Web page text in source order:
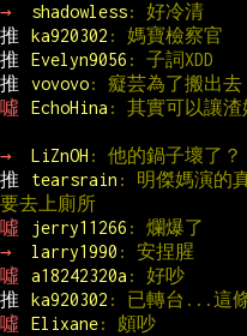
→
shadowless: 好冷清
推
ka920302 : 媽寶檢察官
推
Evelyn9056 : 子詞XDD
推
vovovo: 癡芸為了搬出去
噓
EchoHina : 其實可以讓渣
→ LiZnOH : 他的鍋子壞了？
推
tearsrain : 明傑媽演的
要去上廁所
噓
jerry11266 : 爛爆了
→
larry1990 : 安捏腥
噓
a18242320a : 好吵
推
ka920302 : 已轉台...這條
噓
Elixane: 頗吵